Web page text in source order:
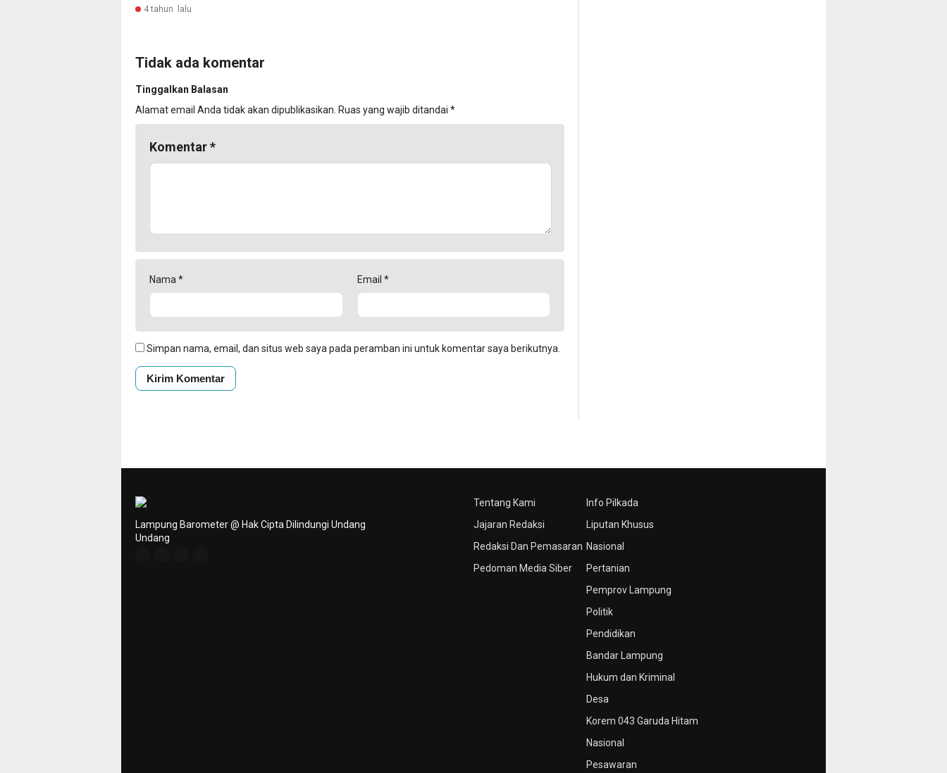
4 tahun lalu
Tidak ada komentar
Tinggalkan Balasan
Alamat email Anda tidak akan dipublikasikan. Ruas yang wajib ditandai *
Komentar*
Nama * Email *
Simpan nama, email, dan situs web saya pada peramban ini untuk komentar saya berikutnya.
Tentang Kami
Jajaran Redaksi
Redaksi Dan Pemasaran
Pedoman Media Siber
Info Pilkada
Liputan Khusus
Nasional
Pertanian
Pemprov Lampung
Politik
Pendidikan
Bandar Lampung
Hukum dan Kriminal
Desa
Korem 043 Garuda Hitam
Nasional
Pesawaran
Lampung Barometer @ Hak Cipta Dilindungi Undang
Undang